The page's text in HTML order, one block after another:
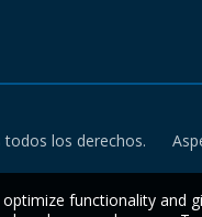
los derechos.
functionality and